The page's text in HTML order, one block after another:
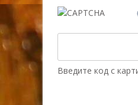
Введите код с